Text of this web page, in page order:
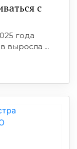
с
года
выросла ...